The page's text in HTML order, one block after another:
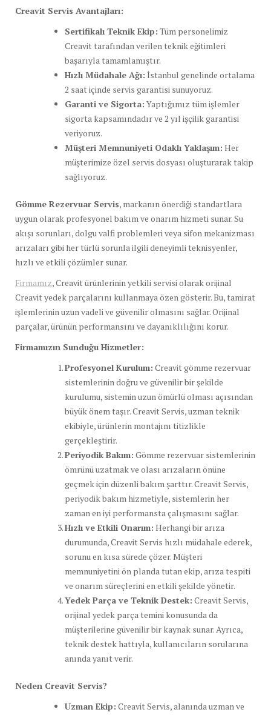
Creavit Servis Avantajları:
Sertifikalı Teknik Ekip: Tüm personelimiz
Creavit tarafından verilen teknik eğitimleri
başarıyla tamamlamıştır.
Hızlı Müdahale Ağı: İstanbul genelinde ortalama
2 saat içinde servis garantisi sunuyoruz.
Garanti ve Sigorta: Yaptığımız tüm işlemler
sigorta kapsamındadır ve 2 yıl işçilik garantisi
veriyoruz.
Müşteri Memnuniyeti Odaklı Yaklaşım: Her
müşterimize özel servis dosyası oluşturarak takip
sağlıyoruz.
Gömme Rezervuar Servis, markanın önerdiği standartlara
uygun olarak profesyonel bakım ve onarım hizmeti sunar. Su
akışı sorunları, dolgu valfi problemleri veya sifon mekanizması
arızaları gibi her türlü sorunla ilgili deneyimli teknisyenler,
hızlı ve etkili çözümler sunar.
Firmamız, Creavit ürünlerinin yetkili servisi olarak orijinal
Creavit yedek parçalarını kullanmaya özen gösterir. Bu, tamirat
işlemlerinin uzun vadeli ve güvenilir olmasını sağlar. Orijinal
parçalar, ürünün performansını ve dayanıklılığını korur.
Firmamızın Sunduğu Hizmetler:
Profesyonel Kurulum: Creavit gömme rezervuar
sistemlerinin doğru ve güvenilir bir şekilde
kurulumu, sistemin uzun ömürlü olması açısından
büyük önem taşır. Creavit Servis, uzman teknik
ekibiyle, ürünlerin montajını titizlikle
gerçekleştirir.
Periyodik Bakım: Gömme rezervuar sistemlerinin
ömrünü uzatmak ve olası arızaların önüne
geçmek için düzenli bakım şarttır. Creavit Servis,
periyodik bakım hizmetiyle, sistemlerin her
zaman en iyi performansta çalışmasını sağlar.
Hızlı ve Etkili Onarım: Herhangi bir arıza
durumunda, Creavit Servis hızlı müdahale ederek,
sorunu en kısa sürede çözer. Müşteri
memnuniyetini ön planda tutan ekip, arıza tespiti
ve onarım süreçlerini en etkili şekilde yönetir.
Yedek Parça ve Teknik Destek: Creavit Servis,
orijinal yedek parça temini konusunda da
müşterilerine güvenilir bir kaynak sunar. Ayrıca,
teknik destek hattıyla, kullanıcıların sorularına
anında yanıt verir.
Neden Creavit Servis?
Uzman Ekip: Creavit Servis, alanında uzman ve